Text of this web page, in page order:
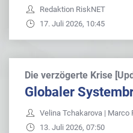
Redaktion RiskNET
17. Juli 2026, 10:45
Die verzögerte Krise
Globaler
Velina Tchakarova | Marco
13. Juli 2026, 07:50